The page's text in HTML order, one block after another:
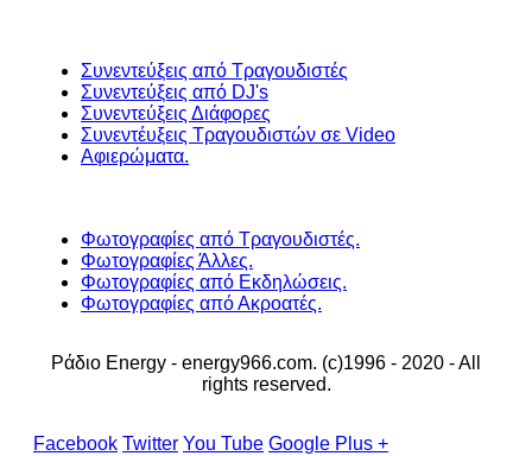
Συνεντεύξεις από Τραγουδιστές
Συνεντεύξεις από DJ's
Συνεντεύξεις Διάφορες
Συνεντέυξεις Τραγουδιστών σε Video
Αφιερώματα.
Φωτογραφίες από Τραγουδιστές.
Φωτογραφίες Άλλες.
Φωτογραφίες από Εκδηλώσεις.
Φωτογραφίες από Ακροατές.
Ράδιο Energy - energy966.com. (c)1996 - 2020 - All
rights reserved.
Facebook Twitter You Tube Google Plus +